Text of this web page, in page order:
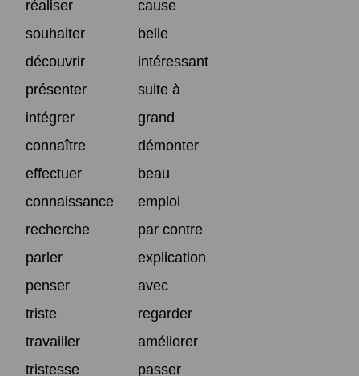
réaliser
cause
souhaiter
belle
découvrir
intéressant
présenter
suite à
intégrer
grand
connaître
démonter
effectuer
beau
connaissance
emploi
recherche
par contre
parler
explication
penser
avec
triste
regarder
travailler
améliorer
tristesse
passer